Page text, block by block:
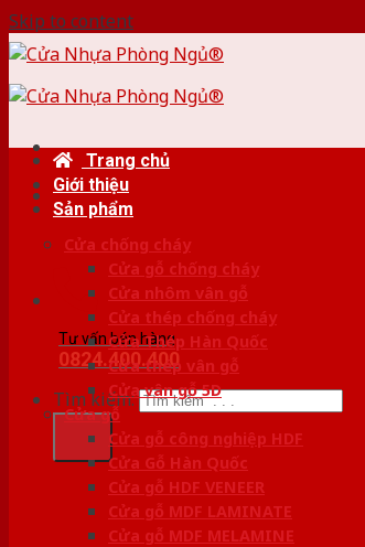
Skip to content
Tư vấn bán hàng
0824.400.400
Tìm kiếm:
Trang chủ
Giới thiệu
Sản phẩm
Cửa chống cháy
Cửa gỗ chống cháy
Cửa nhôm vân gỗ
Cửa thép chống cháy
Cửa Thép Hàn Quốc
Cửa thép vân gỗ
Cửa vân gỗ 5D
Cửa gỗ
Cửa gỗ công nghiệp HDF
Cửa Gỗ Hàn Quốc
Cửa gỗ HDF VENEER
Cửa gỗ MDF LAMINATE
Cửa gỗ MDF MELAMINE